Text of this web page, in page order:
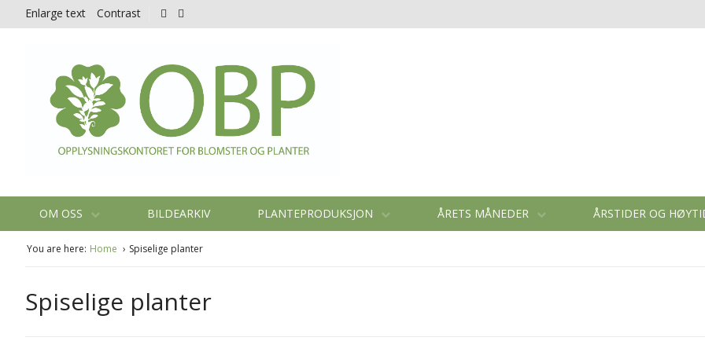
Enlarge text Contrast
OM OSS BILDEARKIV PLANTEPRODUKSJON ÅRETS MÅNEDER ÅRSTIDER OG
You are here: Home Spiselige planter
Spiselige planter